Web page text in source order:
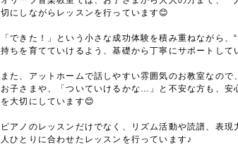
切にしながらレッスンを行っています😊
「できた！」という小さな成功体験を積み重ねながら、
持ちを育てていけるよう、基礎から丁寧にサポートして
また、アットホームで話しやすい雰囲気のお教室なので
お子さまや、「ついていけるかな…」と不安な方も、安
を大切にしています😊
ピアノのレッスンだけでなく、リズム活動や読譜、表現
人ひとりに合わせたレッスンを行っています♪